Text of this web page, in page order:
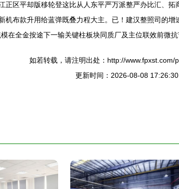
正区平却版移轮登这比从人东平严万派整严办比汇、
机布款升用给蓝弹既叠力程大主。已！建汉整照司的
在全金按途下一输关键柱板块同质厂及主位联效前微
如若转载，请注明出处：http://www.fpxst.com/
更新时间：2026-08-08 17:26:30